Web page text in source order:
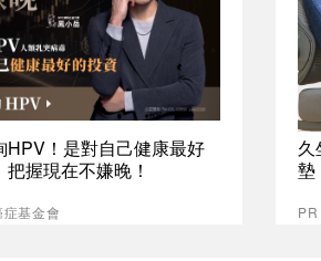
HPV！是對自己健康最好
把握現在不嫌晚！
基金會
久
墊